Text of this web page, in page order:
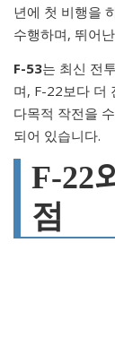
년에 첫 비행을
수행하며, 뛰어
F-53는 최신 전
며, F-22보다 더
다목적 작전을
되어 있습니다.
F-22
점